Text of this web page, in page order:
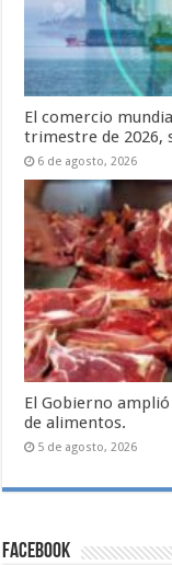
El comercio
trimestre de 2026,
6 de agosto, 2026
El Gobierno
de alimentos.
5 de agosto, 2026
Facebook